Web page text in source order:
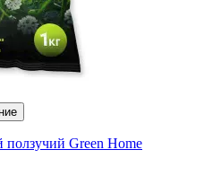
Green Home